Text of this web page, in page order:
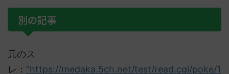
別の記事
元のス
レ： "https://medaka.5ch.net/test/read.cgi/poke/1